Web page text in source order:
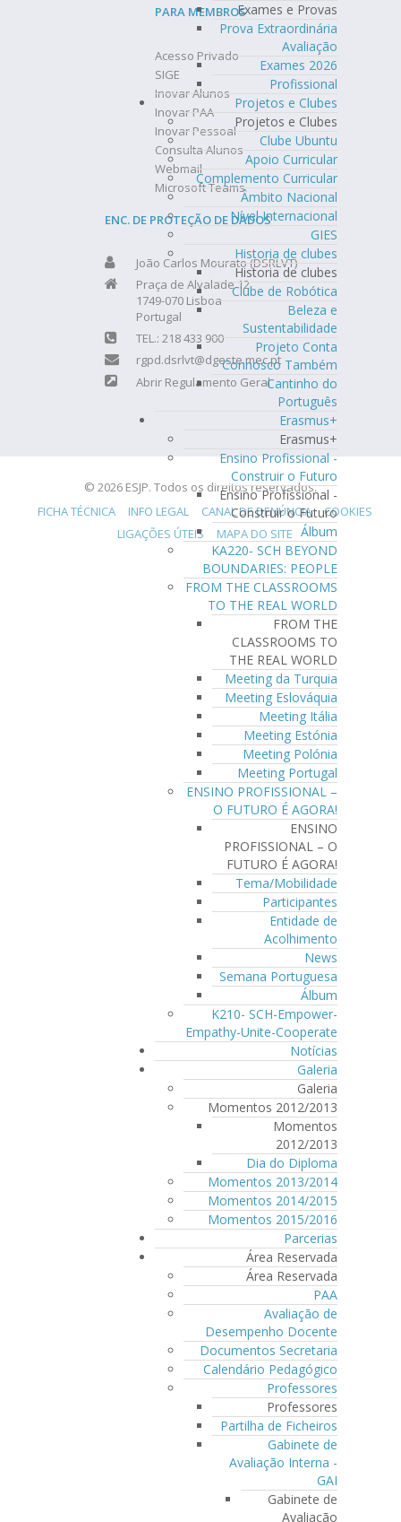
Exames e Provas
Prova Extraordinária
Avaliação
Exames 2026
Profissional
Projetos e Clubes
Projetos e Clubes
Clube Ubuntu
Apoio Curricular
Complemento Curricular
Âmbito Nacional
Nível Internacional
GIES
Historia de clubes
Historia de clubes
Clube de Robótica
Beleza e
Sustentabilidade
Projeto Conta
Connosco Também
Cantinho do
Português
Erasmus+
Erasmus+
Ensino Profissional -
Construir o Futuro
Ensino Profissional -
Construir o Futuro
Álbum
KA220- SCH BEYOND
BOUNDARIES: PEOPLE
FROM THE CLASSROOMS
TO THE REAL WORLD
FROM THE
CLASSROOMS TO
THE REAL WORLD
Meeting da Turquia
Meeting Eslováquia
Meeting Itália
Meeting Estónia
Meeting Polónia
Meeting Portugal
ENSINO PROFISSIONAL –
O FUTURO É AGORA!
ENSINO
PROFISSIONAL – O
FUTURO É AGORA!
Tema/Mobilidade
Participantes
Entidade de
Acolhimento
News
Semana Portuguesa
Álbum
K210- SCH-Empower-
Empathy-Unite-Cooperate
Notícias
Galeria
Galeria
Momentos 2012/2013
Momentos
2012/2013
Dia do Diploma
Momentos 2013/2014
Momentos 2014/2015
Momentos 2015/2016
Parcerias
Área Reservada
Área Reservada
PAA
Avaliação de
Desempenho Docente
Documentos Secretaria
Calendário Pedagógico
Professores
Professores
Partilha de Ficheiros
Gabinete de
Avaliação Interna -
GAI
Gabinete de
Avaliação
PARA MEMBROS
Acesso Privado
SIGE
Inovar Alunos
Inovar PAA
Inovar Pessoal
Consulta Alunos
Webmail
Microsoft Teams
ENC. DE PROTEÇÃO DE DADOS
João Carlos Mourato (DSRLVT)
Praça de Alvalade 12
1749-070 Lisboa
Portugal
TEL.: 218 433 900
rgpd.dsrlvt@dgeste.mec.pt
Abrir Regulamento Geral
© 2026 ESJP. Todos os direitos reservados.
FICHA TÉCNICA
INFO LEGAL CANAL DE DENÚNCIA
COOKIES
LIGAÇÕES ÚTEIS
MAPA DO SITE